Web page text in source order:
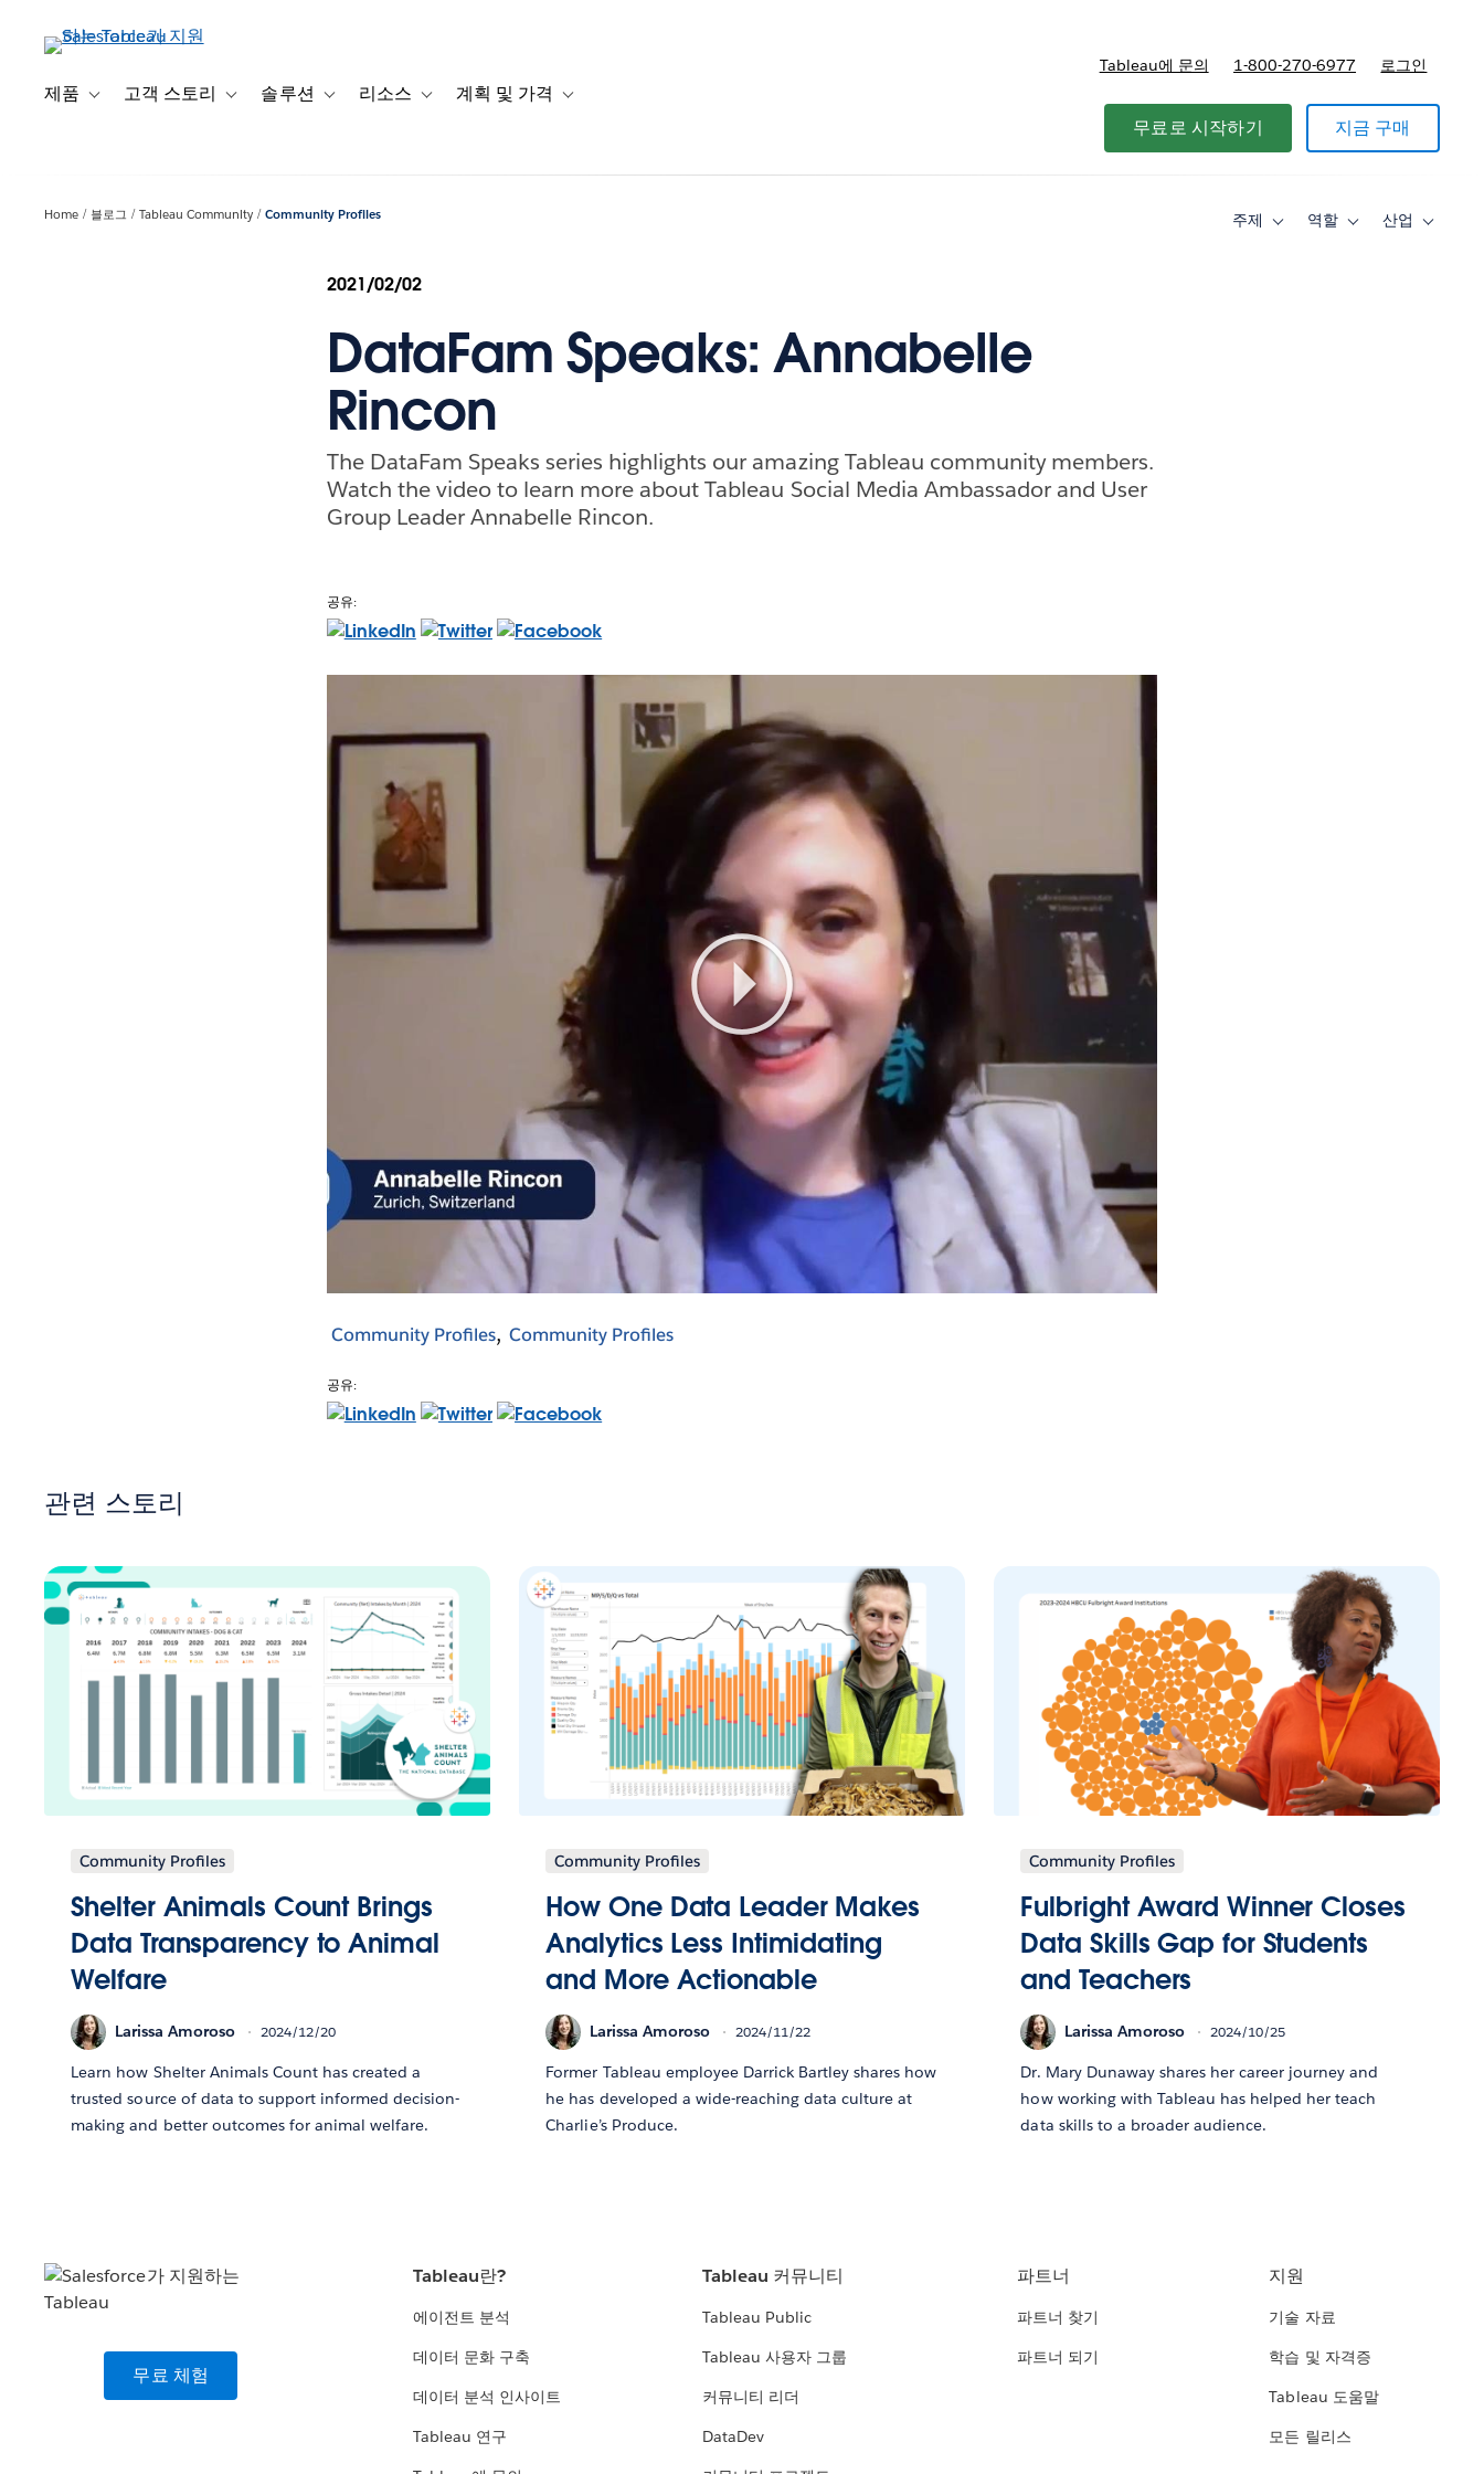
제품 Toggle sub-navigation for 제품
고객 스토리 Toggle sub-navigation for 고객 스토리
솔루션 Toggle sub-navigation for 솔루션
리소스 Toggle sub-navigation for 리소스
계획 및 가격 Toggle sub-navigation for 계획 및 가격
Tableau에 문의 1-800-270-6977 로그인
무료로 시작하기 지금 구매
Home 블로그 Tableau Community Community Profiles 주제
Toggle역할
Toggle산업
Toggle
2021/02/02
DataFam Speaks: Annabelle
Rincon
The DataFam Speaks series highlights our amazing Tableau community members.
Watch the video to learn more about Tableau Social Media Ambassador and User
Group Leader Annabelle Rincon.
공유:
Play
Video
Community Profiles Community Profiles
공유:
관련 스토리
Community Profiles
Shelter Animals Count Brings
Data Transparency to Animal
Welfare
Larissa Amoroso 2024/12/20
Learn how Shelter Animals Count has created a
trusted source of data to support informed decision-
making and better outcomes for animal welfare.
Community Profiles
How One Data Leader Makes
Analytics Less Intimidating
and More Actionable
Larissa Amoroso 2024/11/22
Former Tableau employee Darrick Bartley shares how
he has developed a wide-reaching data culture at
Charlie’s Produce.
Community Profiles
Fulbright Award Winner Closes
Data Skills Gap for Students
and Teachers
Larissa Amoroso 2024/10/25
Dr. Mary Dunaway shares her career journey and
how working with Tableau has helped her teach
data skills to a broader audience.
무료 체험
Tableau란?
에이전트 분석
데이터 문화 구축
데이터 분석 인사이트
Tableau 연구
Tableau 커뮤니티
Tableau Public
Tableau 사용자 그룹
커뮤니티 리더
DataDev
파트너
파트너 찾기
파트너 되기
지원
기술 자료
학습 및 자격증
Tableau 도움말
모든 릴리스